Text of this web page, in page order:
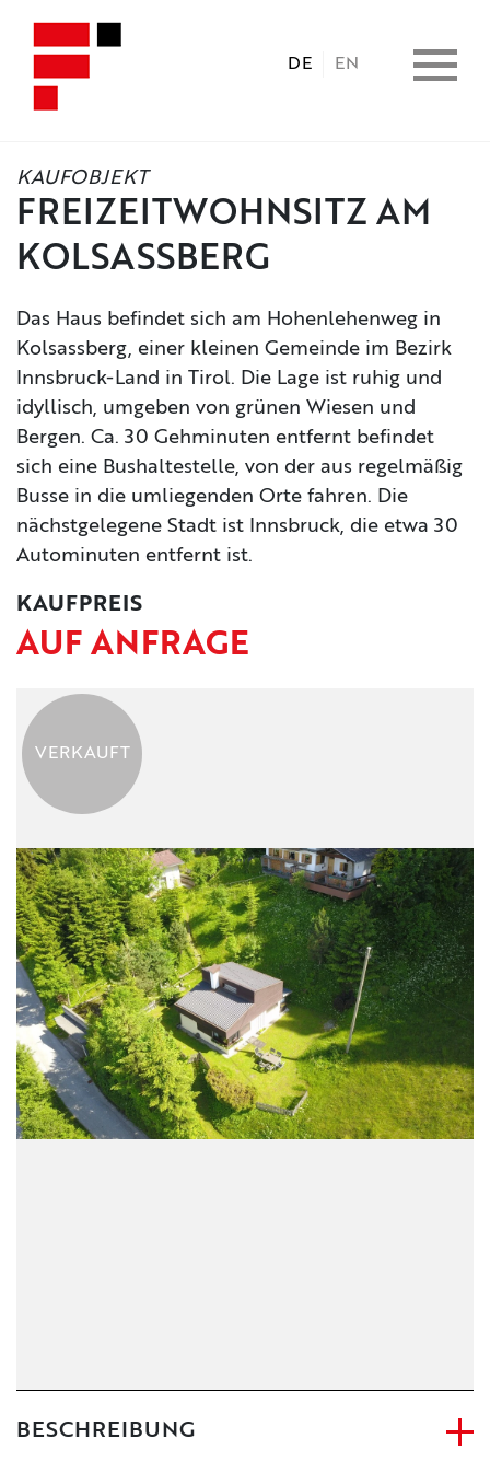
DE EN
HOME
IMMOBILIEN
CONSULTING
LEISTUNGEN
UNTERNEHMEN
KONTAKT
IMPRESSUM
KAUFOBJEKT
FREIZEITWOHNSITZ AM
KOLSASSBERG
Das Haus befindet sich am Hohenlehenweg in
Kolsassberg, einer kleinen Gemeinde im Bezirk
Innsbruck-Land in Tirol. Die Lage ist ruhig und
idyllisch, umgeben von grünen Wiesen und
Bergen. Ca. 30 Gehminuten entfernt befindet
sich eine Bushaltestelle, von der aus regelmäßig
Busse in die umliegenden Orte fahren. Die
nächstgelegene Stadt ist Innsbruck, die etwa 30
Autominuten entfernt ist.
KAUFPREIS
AUF ANFRAGE
VERKAUFT
BESCHREIBUNG